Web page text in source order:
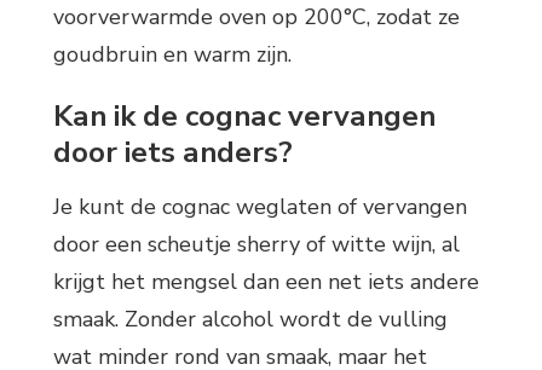
voorverwarmde oven op 200°C, zodat ze
goudbruin en warm zijn.
Kan ik de cognac vervangen
door iets anders?
Je kunt de cognac weglaten of vervangen
door een scheutje sherry of witte wijn, al
krijgt het mengsel dan een net iets andere
smaak. Zonder alcohol wordt de vulling
wat minder rond van smaak, maar het